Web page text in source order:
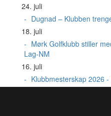
24. juli
Dugnad – Klubben
18. juli
Mørk Golfklubb stiller
Lag-NM
16. juli
Klubbmesterskap 2026